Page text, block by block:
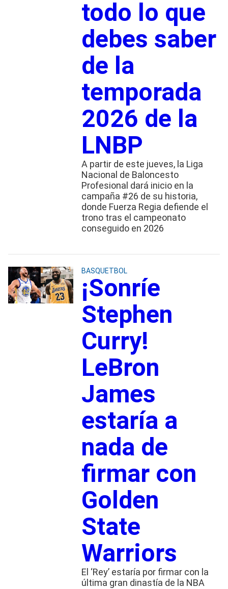
todo lo que
debes saber
de la
temporada
2026 de la
LNBP
A partir de este jueves, la Liga
Nacional de Baloncesto
Profesional dará inicio en la
campaña #26 de su historia,
donde Fuerza Regia defiende el
trono tras el campeonato
conseguido en 2026
BASQUETBOL
¡Sonríe
Stephen
Curry!
LeBron
James
estaría a
nada de
firmar con
Golden
State
Warriors
El ‘Rey’ estaría por firmar con la
última gran dinastía de la NBA